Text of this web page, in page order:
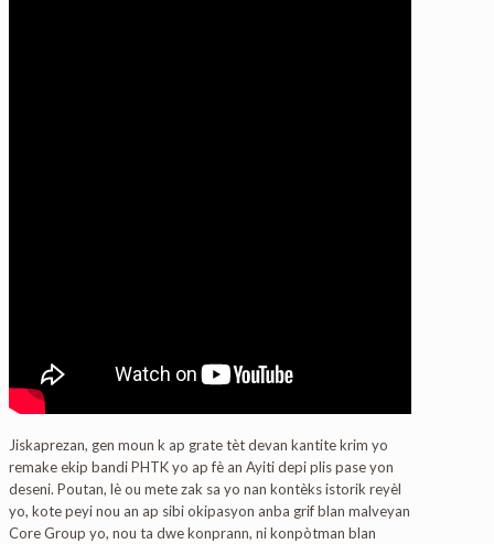
Jiskaprezan, gen moun k ap grate tèt devan kantite krim yo
remake ekip bandi PHTK yo ap fè an Ayiti depi plis pase yon
deseni. Poutan, lè ou mete zak sa yo nan kontèks istorik reyèl
yo, kote peyi nou an ap sibi okipasyon anba grif blan malveyan
Core Group yo, nou ta dwe konprann, ni konpòtman blan